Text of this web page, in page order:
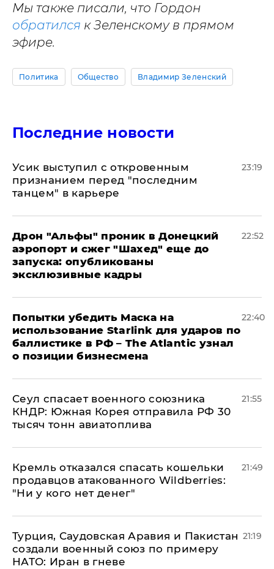
Мы также писали, что Гордон
обратился к Зеленскому в прямом
эфире.
Политика Общество Владимир Зеленский
Последние новости
Усик выступил с откровенным
признанием перед "последним
танцем" в карьере
23:19
Дрон "Альфы" проник в Донецкий
аэропорт и сжег "Шахед" еще до
запуска: опубликованы
эксклюзивные кадры
22:52
Попытки убедить Маска на
использование Starlink для ударов по
баллистике в РФ – The Atlantic узнал
о позиции бизнесмена
22:40
​Сеул спасает военного союзника
КНДР: Южная Корея отправила РФ 30
тысяч тонн авиатоплива
21:55
Кремль отказался спасать кошельки
продавцов атакованного Wildberries:
"Ни у кого нет денег"
21:49
Турция, Саудовская Аравия и Пакистан
создали военный союз по примеру
НАТО: Иран в гневе
21:19